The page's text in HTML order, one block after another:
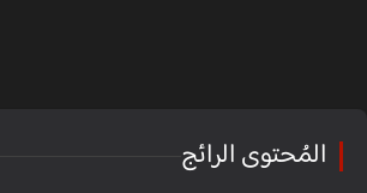
المُحتوى الرائج